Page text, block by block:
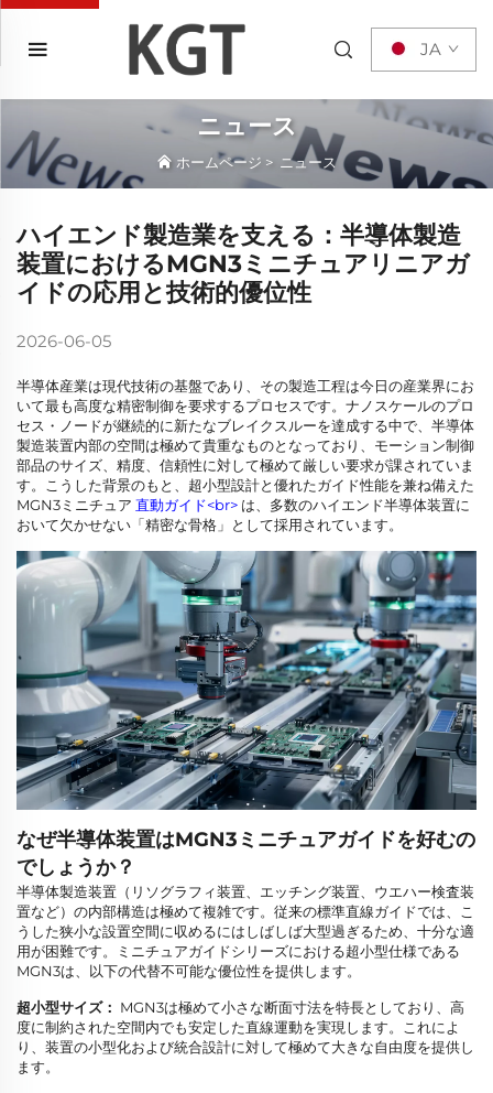
JA
ニュース
ホームページ > ニュース
ハイエンド製造業を支える：半導体製造
装置におけるMGN3ミニチュアリニアガ
イドの応用と技術的優位性
2026-06-05
半導体産業は現代技術の基盤であり、その製造工程は今日の産業界にお
いて最も高度な精密制御を要求するプロセスです。ナノスケールのプロ
セス・ノードが継続的に新たなブレイクスルーを達成する中で、半導体
製造装置内部の空間は極めて貴重なものとなっており、モーション制御
部品のサイズ、精度、信頼性に対して極めて厳しい要求が課されていま
す。こうした背景のもと、超小型設計と優れたガイド性能を兼ね備えた
MGN3ミニチュア 直動ガイド<br> は、多数のハイエンド半導体装置に
おいて欠かせない「精密な骨格」として採用されています。
なぜ半導体装置はMGN3ミニチュアガイドを好むの
でしょうか？
半導体製造装置（リソグラフィ装置、エッチング装置、ウエハー検査装
置など）の内部構造は極めて複雑です。従来の標準直線ガイドでは、こ
うした狭小な設置空間に収めるにはしばしば大型過ぎるため、十分な適
用が困難です。ミニチュアガイドシリーズにおける超小型仕様である
MGN3は、以下の代替不可能な優位性を提供します。
超小型サイズ： MGN3は極めて小さな断面寸法を特長としており、高
度に制約された空間内でも安定した直線運動を実現します。これによ
り、装置の小型化および統合設計に対して極めて大きな自由度を提供し
ます。